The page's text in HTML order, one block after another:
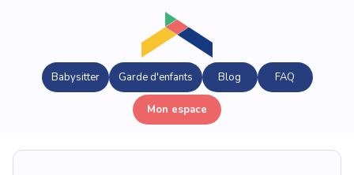
Babysitter Garde d'enfants Blog FAQ
Mon espace